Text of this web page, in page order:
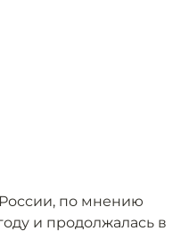
по мнению
и продолжалась в